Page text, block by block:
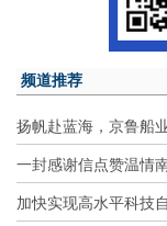
频道推荐
扬帆赴蓝海，京鲁船
一封感谢信点赞温情
加快实现高水平科技